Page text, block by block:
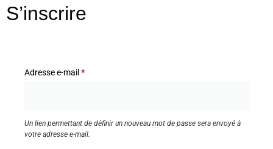
S’inscrire
Adresse e-mail *
Un lien permettant de définir un nouveau mot de passe sera envoyé à
votre adresse e-mail.